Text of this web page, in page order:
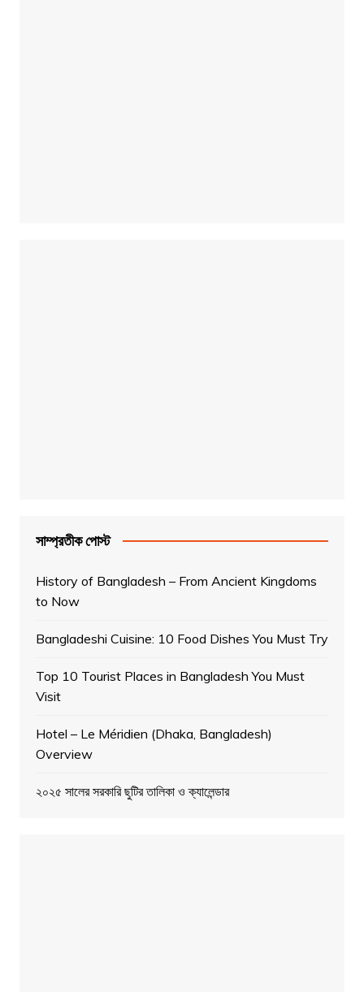
সাম্প্রতীক পোস্ট
History of Bangladesh – From Ancient Kingdoms
to Now
Bangladeshi Cuisine: 10 Food Dishes You Must Try
Top 10 Tourist Places in Bangladesh You Must
Visit
Hotel – Le Méridien (Dhaka, Bangladesh)
Overview
২০২৫ সালের সরকারি ছুটির তালিকা ও ক্যালেন্ডার